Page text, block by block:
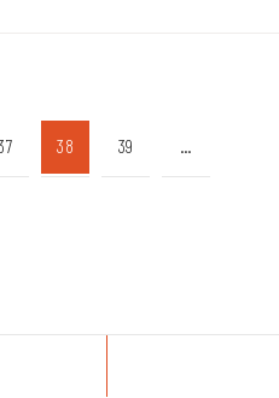
38 39 ...